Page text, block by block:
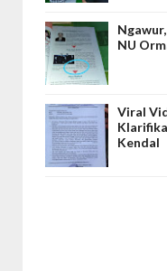
NU
Viral
Kendal